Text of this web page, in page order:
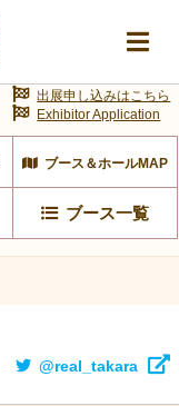
ブース＆ホールMAP
ブース一覧
出展申し込みはこちら
Exhibitor Application
@real_takara